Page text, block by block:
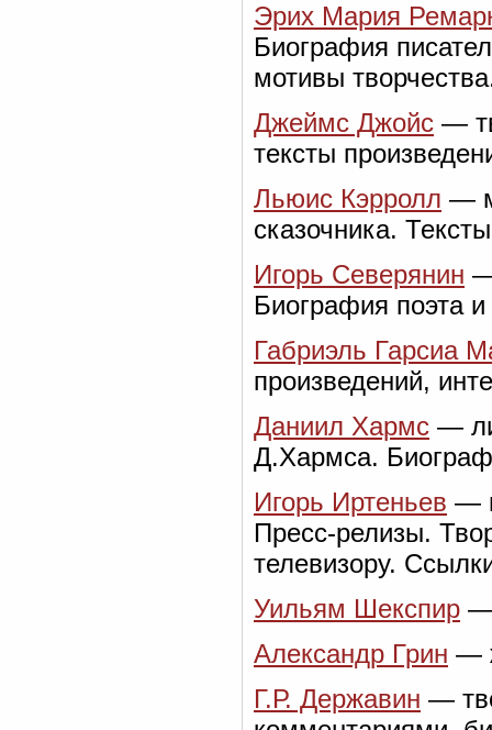
Эрих Мария
Биография
мотивы
Джеймс Джойс —
тексты
Льюис Кэрролл —
сказочника.
Игорь Северянин
Биография поэта
Габриэль Гарсиа
произведений,
Даниил Хармс —
Д.Хармса.
Игорь Иртеньев —
Пресс-релизы.
телевизору.
Уильям Шекспир —
Александр Грин —
Г.Р. Державин —